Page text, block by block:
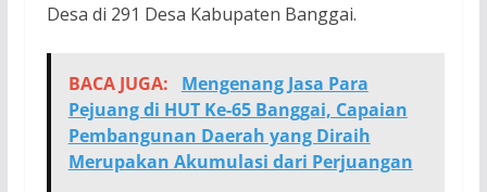
Desa di 291 Desa Kabupaten Banggai.
BACA JUGA:
Mengenang Jasa Para
Pejuang di HUT Ke-65 Banggai, Capaian
Pembangunan Daerah yang Diraih
Merupakan Akumulasi dari Perjuangan